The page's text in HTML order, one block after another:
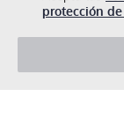
protección de